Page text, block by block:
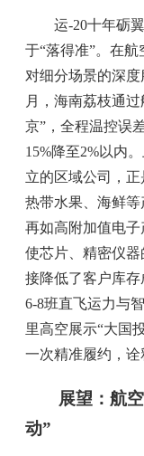
运-20十年砺
于“落得准”。在
对细分场景的深
月，海南荔枝通
京”，全程温控误
15%降至2%以内
立的区域公司，
热带水果、海鲜等
再如高附加值电子
使芯片、精密仪
接降低了客户库
6-8班直飞运力与
里高空展示“大国
一次精准履约，诠
展望：航
动”